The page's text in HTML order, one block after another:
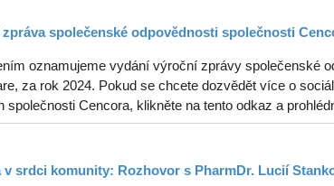
společenské odpovědnosti společnosti
oznamujeme vydání výroční zprávy společenské
za rok 2024. Pokud se chcete dozvědět více o
společnosti Cencora, klikněte na tento odkaz a
v srdci komunity: Rozhovor s PharmDr. Lucií